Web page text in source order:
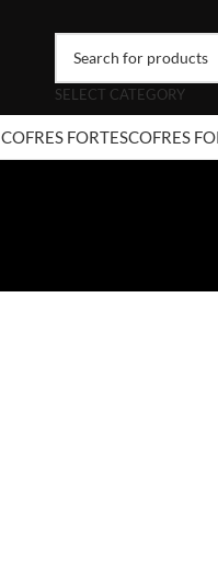
SELECT CATEGORY
COFRES FORTESCOFRES